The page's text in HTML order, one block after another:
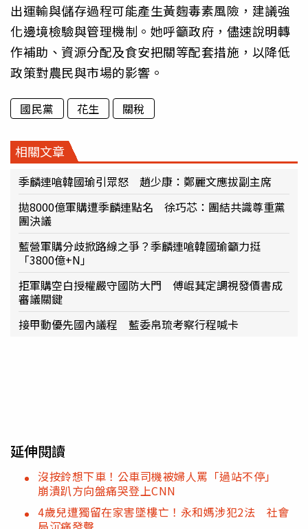
出運輸與儲存過程可能產生黃麴毒素風險，建議強
化邊境檢驗與管理機制。她呼籲政府，儘速說明轉
作補助、資源分配及食安把關等配套措施，以降低
政策對農民與市場的影響。
國民黨 花生 關稅
相關文章
季麟連嗆韓國瑜引眾怒 趙少康：鄭麗文應拔副主席
拋8000億軍購遭季麟連點名 徐巧芯：團結共識尊重黨
團決議
藍營軍購分歧掀路線之爭？季麟連嗆韓國瑜籲力挺
「3800億+N」
拒軍購空白授權嚴守國防大門 傅崐萁定調視發價書成
審議關鍵
接甲動優先國內議程 藍委帛琉考察行程喊卡
延伸閱讀
沒按鈴想下車！公車司機被婦人罵「過站不停」
崩潰趴方向盤痛哭登上CNN
4歲兒遭獨留在家害墜樓亡！永和媽涉犯2法 社會